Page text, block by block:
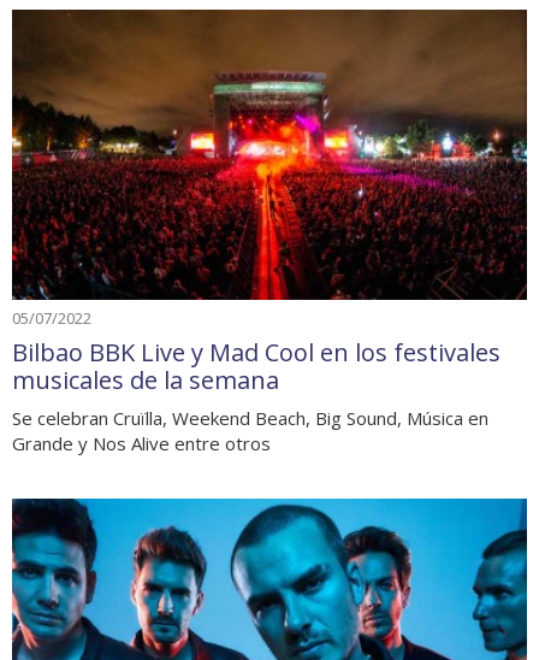
05/07/2022
Bilbao BBK Live y Mad Cool en los festivales
musicales de la semana
Se celebran Cruïlla, Weekend Beach, Big Sound, Música en
Grande y Nos Alive entre otros